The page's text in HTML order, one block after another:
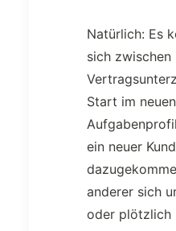
Natürlich: Es
sich zwischen
Start im
ein neuer
anderer sich
oder plötzlich